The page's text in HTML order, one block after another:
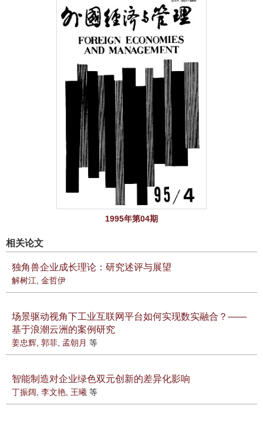
1995年第04期
相关论文
独角兽企业成长理论：研究述评与展望
解树江 金哲伊
场景驱动视角下工业互联网平台如何实现数实融合？——
基于浪潮云洲的案例研究
姜忠辉 郭菲 孟朝月 等
智能制造对企业绿色双元创新的差异化影响
丁振阔 李文艳 王曦 等